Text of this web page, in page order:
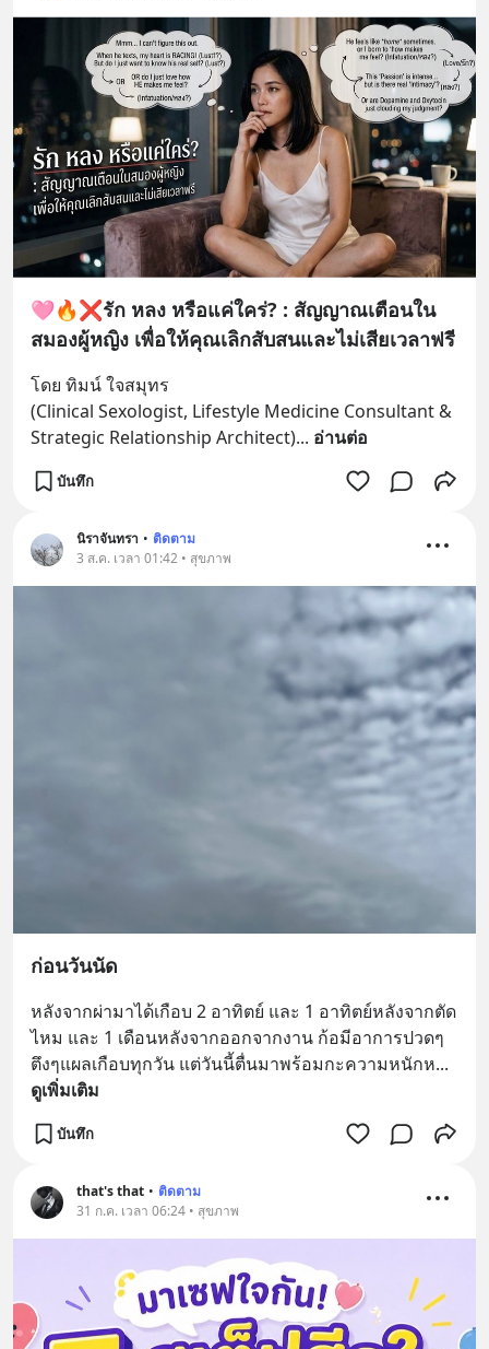
🩷🔥❌รัก หลง หรือแค่ใคร่? : สัญญาณเตือนใน
สมองผู้หญิง เพื่อให้คุณเลิกสับสนและไม่เสียเวลาฟรี
โดย ทิมน์ ใจสมุทร
(Clinical Sexologist, Lifestyle Medicine Consultant &
Strategic Relationship Architect)... อ่านต่อ
บันทึก
นิราจันทรา • ติดตาม
3 ส.ค. เวลา 01:42 • สุขภาพ
ก่อนวันนัด
หลังจากผ่ามาได้เกือบ 2 อาทิตย์ และ 1 อาทิตย์หลังจากตัด
ไหม และ 1 เดือนหลังจากออกจากงาน ก้อมีอาการปวดๆ
ตึงๆแผลเกือบทุกวัน แต่วันนี้ตื่นมาพร้อมกะความหนักห...
ดูเพิ่มเติม
บันทึก
that's that • ติดตาม
31 ก.ค. เวลา 06:24 • สุขภาพ